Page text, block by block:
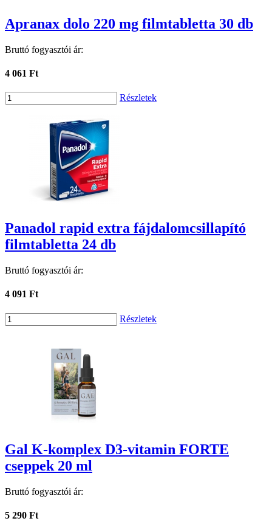
Apranax dolo 220 mg filmtabletta 30 db
Bruttó fogyasztói ár:
4 061 Ft
Részletek
Panadol rapid extra fájdalomcsillapító
filmtabletta 24 db
Bruttó fogyasztói ár:
4 091 Ft
Részletek
Gal K-komplex D3-vitamin FORTE
cseppek 20 ml
Bruttó fogyasztói ár:
5 290 Ft